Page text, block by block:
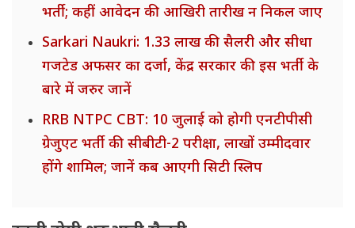
भर्ती; कहीं आवेदन की आखिरी तारीख न निकल जाए
Sarkari Naukri: 1.33 लाख की सैलरी और सीधा
गजटेड अफसर का दर्जा, केंद्र सरकार की इस भर्ती के
बारे में जरुर जानें
RRB NTPC CBT: 10 जुलाई को होगी एनटीपीसी
ग्रेजुएट भर्ती की सीबीटी-2 परीक्षा, लाखों उम्मीदवार
होंगे शामिल; जानें कब आएगी सिटी स्लिप